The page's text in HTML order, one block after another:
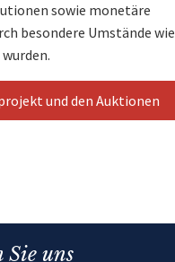
sowie monetäre
besondere Umstände wie
und den Auktionen
Sie uns